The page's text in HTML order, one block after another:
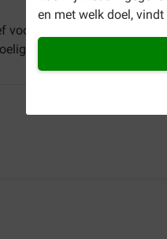
en met welk doel,
voor dit voer? Bekijk dan
spijsvertering.